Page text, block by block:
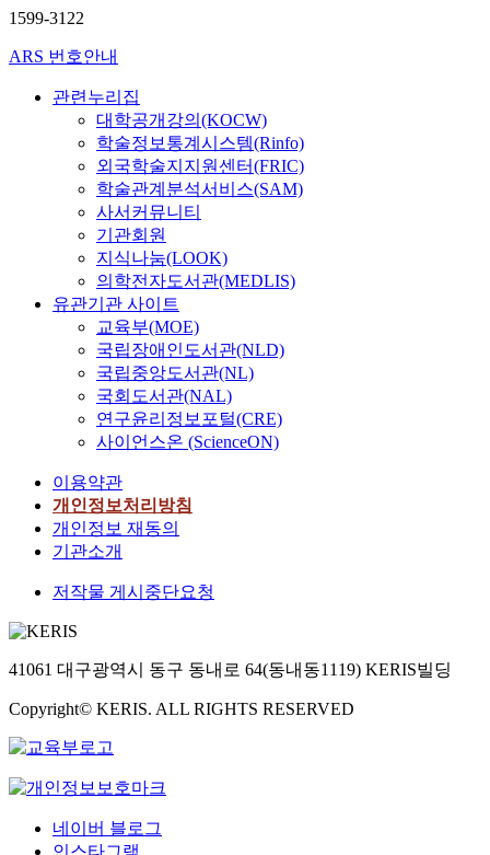
1599-3122
ARS 번호안내
관련누리집
대학공개강의(KOCW)
학술정보통계시스템(Rinfo)
외국학술지지원센터(FRIC)
학술관계분석서비스(SAM)
사서커뮤니티
기관회원
지식나눔(LOOK)
의학전자도서관(MEDLIS)
유관기관 사이트
교육부(MOE)
국립장애인도서관(NLD)
국립중앙도서관(NL)
국회도서관(NAL)
연구윤리정보포털(CRE)
사이언스온 (ScienceON)
이용약관
개인정보처리방침
개인정보 재동의
기관소개
저작물 게시중단요청
41061 대구광역시 동구 동내로 64(동내동1119) KERIS빌딩
Copyright© KERIS. ALL RIGHTS RESERVED
네이버 블로그